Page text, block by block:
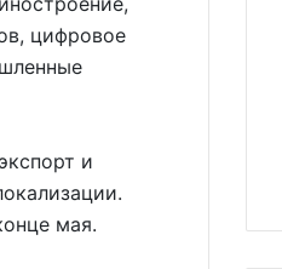
цифровое
и
мая.